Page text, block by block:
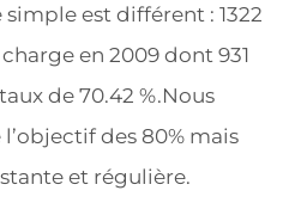
est différent : 1322
en 2009 dont 931
de 70.42 %.Nous
des 80% mais
et régulière.